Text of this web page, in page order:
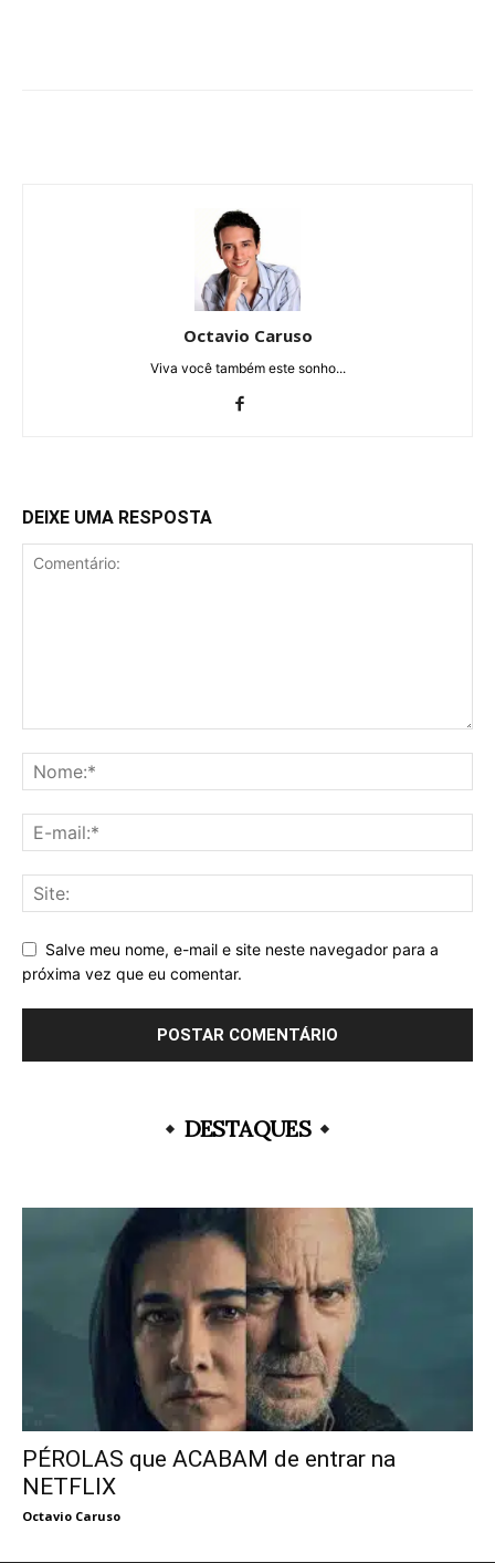
Octavio Caruso
Viva você também este sonho...
DEIXE UMA RESPOSTA
Salve meu nome, e-mail e site neste navegador para a
próxima vez que eu comentar.
DESTAQUES
PÉROLAS que ACABAM de entrar na
NETFLIX
Octavio Caruso